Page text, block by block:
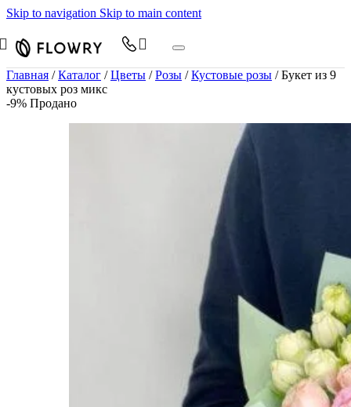
Skip to navigation Skip to main content
Главная /Каталог /Цветы /Розы /Кустовые розы /Букет из 9
кустовых роз микс
-9% Продано